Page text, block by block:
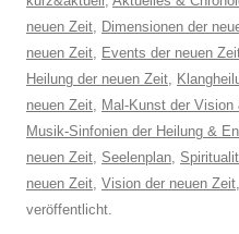
neuen Zeit, Dimensionen der
neuen Zeit, Events der neuen
Heilung der neuen Zeit,
neuen Zeit, Mal-Kunst der
Musik-Sinfonien der Heilung &
neuen Zeit, Seelenplan,
neuen Zeit, Vision der neuen Zeit,
veröffentlicht.